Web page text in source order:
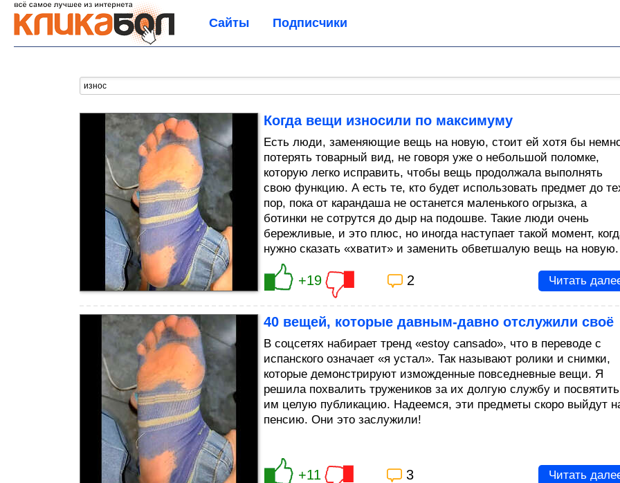
Сайты Подписчики
Когда вещи износили по максимуму
Есть люди, заменяющие вещь на новую, стоит ей хотя бы
потерять товарный вид, не говоря уже о небольшой поломке,
которую легко исправить, чтобы вещь продолжала выполнять
свою функцию. А есть те, кто будет использовать предмет до
пор, пока от карандаша не останется маленького огрызка, а
ботинки не сотрутся до дыр на подошве. Такие люди очень
бережливые, и это плюс, но иногда наступает такой момент,
нужно сказать «хватит» и заменить обветшалую вещь на
+19 2 Читать
40 вещей, которые давным-давно отслужили своё
В соцсетях набирает тренд «estoy cansado», что в переводе с
испанского означает «я устал». Так называют ролики и снимки,
которые демонстрируют изможденные повседневные вещи. Я
решила похвалить тружеников за их долгую службу и посвятить
им целую публикацию. Надеемся, эти предметы скоро выйдут
пенсию. Они это заслужили!
+11 3 Читать